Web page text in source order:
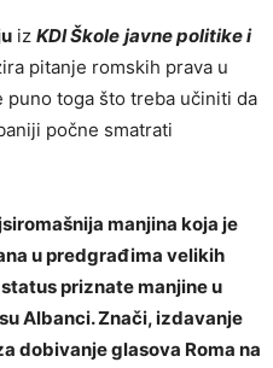
izKDI Škole javne politike i
pitanje romskih prava u
puno toga što treba učiniti da
počne smatrati
manjina koja je
u predgrađima velikih
priznate manjine u
Albanci.Znači, izdavanje
dobivanje glasova Roma na